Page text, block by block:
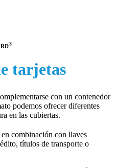
®
tarjetas
con un contenedor
podemos ofrecer diferentes
en las cubiertas.
en combinación con llaves
títulos de transporte o